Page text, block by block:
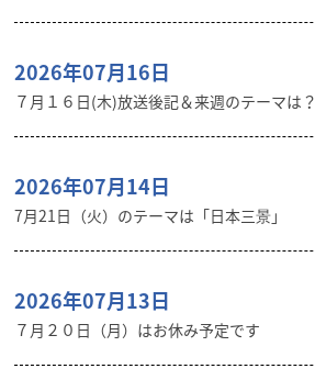
2026年07月16日
７月１６日(木)放送後記＆来週のテーマは？
2026年07月14日
7月21日（火）のテーマは「日本三景」
2026年07月13日
７月２０日（月）はお休み予定です